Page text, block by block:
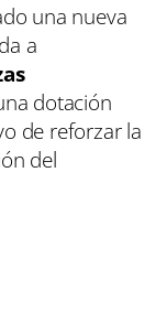
una nueva
a
dotación
de reforzar la
del